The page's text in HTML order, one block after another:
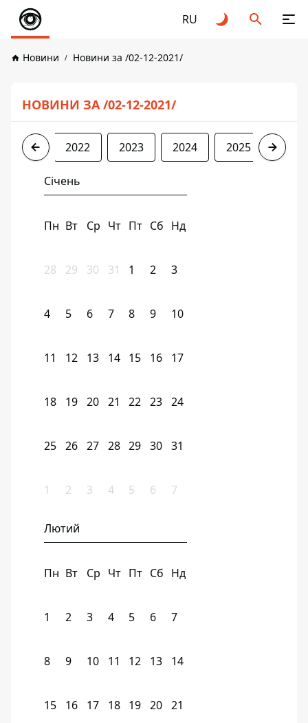
RU
Новини Новини за /02-12-2021/
НОВИНИ ЗА /02-12-2021/
2021 2022 2023 2024 2025 2026
Січень
Пн Вт Ср Чт Пт Сб Нд
28 29 30 31 1 2 3
4 5 6 7 8 9 10
11 12 13 14 15 16 17
18 19 20 21 22 23 24
25 26 27 28 29 30 31
1 2 3 4 5 6 7
Лютий
Пн Вт Ср Чт Пт Сб Нд
1 2 3 4 5 6 7
8 9 10 11 12 13 14
15 16 17 18 19 20 21